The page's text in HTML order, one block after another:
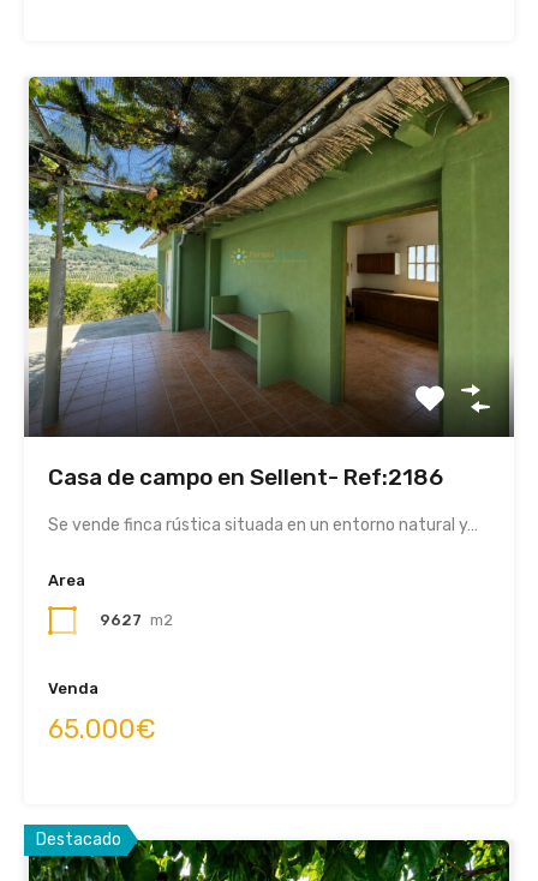
Casa de campo en Sellent- Ref:2186
Se vende finca rústica situada en un entorno natural y…
Area
9627 m2
Venda
65.000€
Destacado